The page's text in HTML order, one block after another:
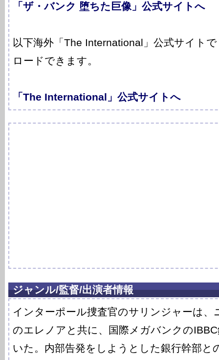
「ザ・バンク 堕ちた巨像」公式サイトへ
以下海外「The International」公式サイト
ロードできます。
「The International」公式サイトへ
ジャンル/監督/出演者情報
インターポール捜査官のサリンジャーは、
のエレノアと共に、国際メガバンクの
いた。内部告発をしようとした銀行幹部と